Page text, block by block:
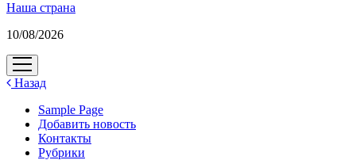
Наша страна
10/08/2026
открыть
меню
Назад
Sample Page
Добавить новость
Контакты
Рубрики